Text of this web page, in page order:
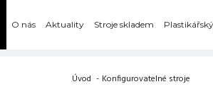
O nás Aktuality Stroje skladem
Úvod - Konfigurovatelné stroje